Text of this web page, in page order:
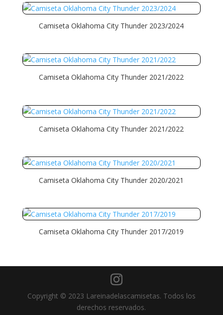
Camiseta Oklahoma City Thunder 2023/2024
Camiseta Oklahoma City Thunder 2021/2022
Camiseta Oklahoma City Thunder 2021/2022
Camiseta Oklahoma City Thunder 2020/2021
Camiseta Oklahoma City Thunder 2017/2019
Copyright © 2023 Lareinadelascamisetas. Todos los
derechos reservados.